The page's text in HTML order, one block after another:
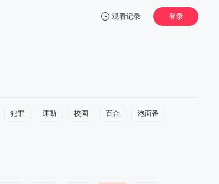
观看记录 登录
犯罪 運動 校園 百合 泡面番